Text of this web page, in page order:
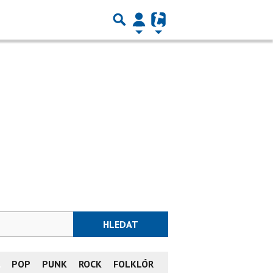
HLEDAT
POP PUNK ROCK FOLKLÓR